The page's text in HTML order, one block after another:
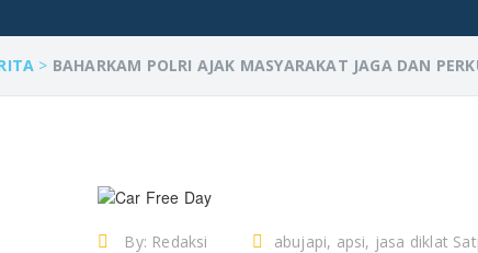
> BAHARKAM POLRI AJAK MASYARAKAT JAGA DAN
By: Redaksi
abujapi, apsi, jasa diklat